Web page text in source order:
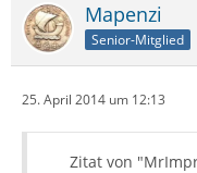
Mapenzi
Senior-Mitglied
25. April 2014 um 12:13
Zitat von